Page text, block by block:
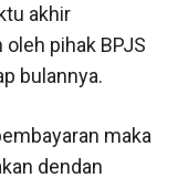
akhir
pihak BPJS
bulannya.
maka
dendan